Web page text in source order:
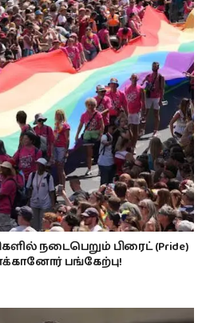
நடைபெறும் பிரைட் (Pride)
பங்கேற்பு!